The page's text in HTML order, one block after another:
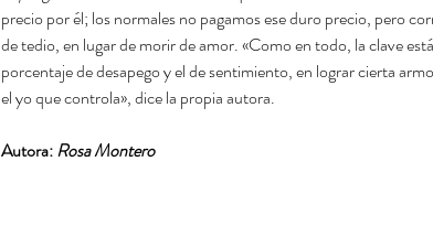
precio por él; los normales no pagamos ese duro precio, pero
de tedio, en lugar de morir de amor. «Como en todo, la clave
porcentaje de desapego y el de sentimiento, en lograr cierta
el yo que controla», dice la propia autora.
Autora:Rosa Montero